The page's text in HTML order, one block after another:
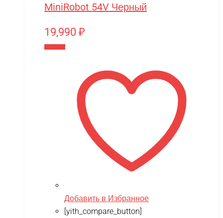
MiniRobot 54V Черный
19,990 ₽
Добавить в Избранное
[yith_compare_button]